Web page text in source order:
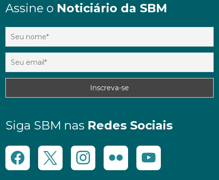
Assine o Noticiário da SBM
Siga SBM nas Redes Sociais